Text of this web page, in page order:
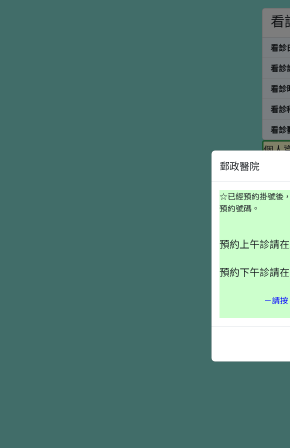
看
看診
看診
看診
看診
看診
個人
出生
郵政醫院
☆已經預約掛號後
預約號碼。
預約上午診請
預約下午診請
－請